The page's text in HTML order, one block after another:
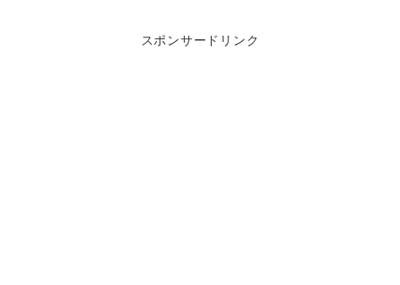
スポンサードリンク